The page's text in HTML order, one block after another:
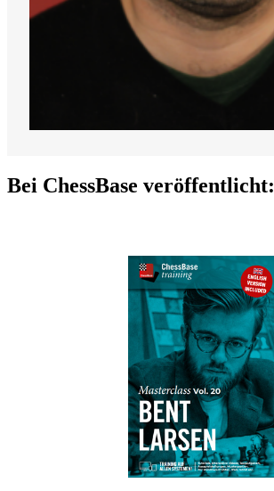
Bei ChessBase veröffentlicht: